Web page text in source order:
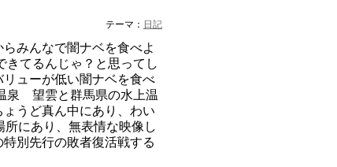
テーマ： 日記
みんなで闇ナベを食べよ
きてるんじゃ？と思ってし
ューが低い闇ナベを食べ
泉 望雲と群馬県の水上温
うど真ん中にあり、わい
にあり、無表情な映像し
別先行の敗者復活戦する